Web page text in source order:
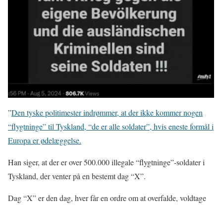
”Den tyske politimester indrømmer, at der ikke kommer nogen
“flygtninge” til Tyskland, “de er alle soldater”, hvis eneste formål i
Europa er ødelæggelse.
Han siger, at der er over 500.000 illegale “flygtninge”-soldater i
Tyskland, der venter på en bestemt dag “X”.
Dag “X” er den dag, hver får en ordre om at overfalde, voldtage